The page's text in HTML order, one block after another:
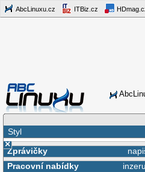
AbcLinuxu.cz ITBiz.cz
Styl
×
Zprávičky
Pracovní nabídky